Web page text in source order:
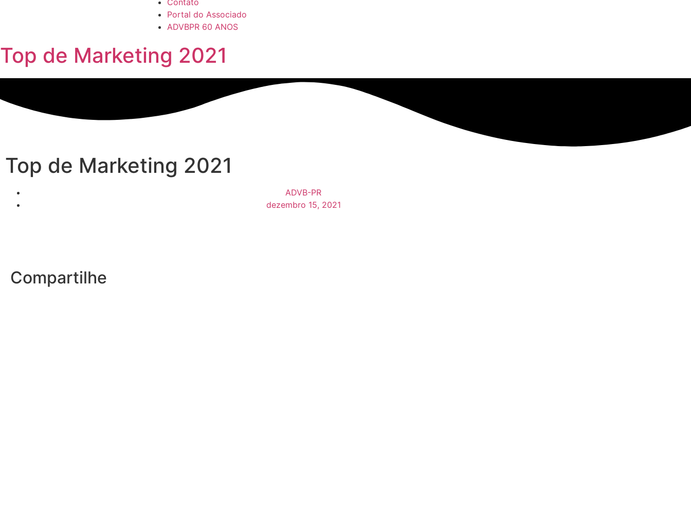
Contato
Portal do Associado
ADVBPR 60 ANOS
Top de Marketing 2021
Top de Marketing 2021
ADVB-PR
dezembro 15, 2021
Compartilhe